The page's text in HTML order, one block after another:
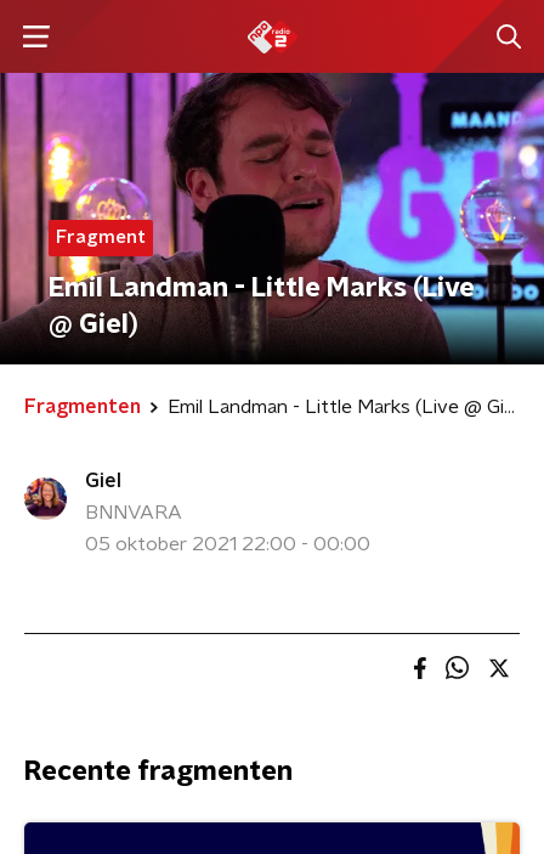
Fragment
Emil Landman - Little Marks (Live
@ Giel)
Fragmenten Emil Landman - Little Marks (Live @ Giel)
Giel
BNNVARA
05 oktober 2021 22:00 - 00:00
Recente fragmenten